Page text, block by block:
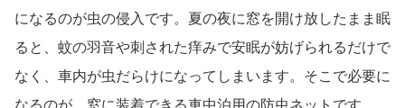
になるのが虫の侵入です。夏の夜に窓を開け放したまま眠
ると、蚊の羽音や刺された痒みで安眠が妨げられるだけで
なく、車内が虫だらけになってしまいます。そこで必要に